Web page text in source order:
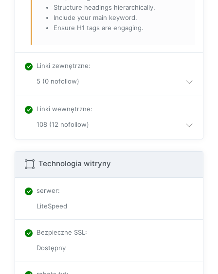
Structure headings hierarchically.
Include your main keyword.
Ensure H1 tags are engaging.
Linki zewnętrzne:
5 (0 nofollow)
Linki wewnętrzne:
108 (12 nofollow)
Technologia witryny
serwer:
LiteSpeed
Bezpieczne SSL :
Dostępny